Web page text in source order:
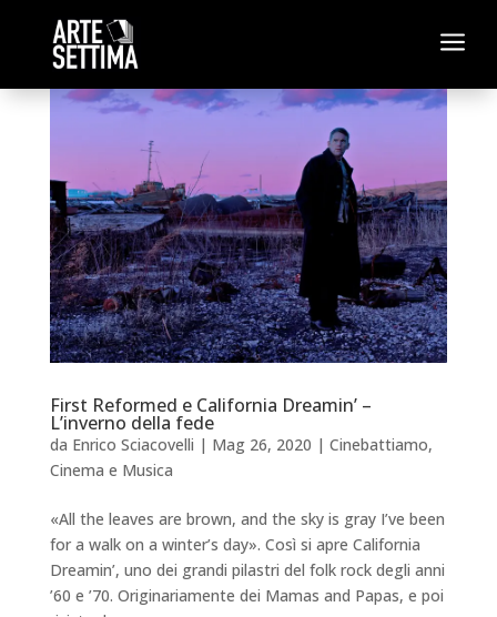
a
First Reformed e California Dreamin’ –
L’inverno della fede
da Enrico Sciacovelli | Mag 26, 2020 | Cinebattiamo,
Cinema e Musica
«All the leaves are brown, and the sky is gray I’ve been
for a walk on a winter’s day». Così si apre California
Dreamin’, uno dei grandi pilastri del folk rock degli anni
’60 e ’70. Originariamente dei Mamas and Papas, e poi